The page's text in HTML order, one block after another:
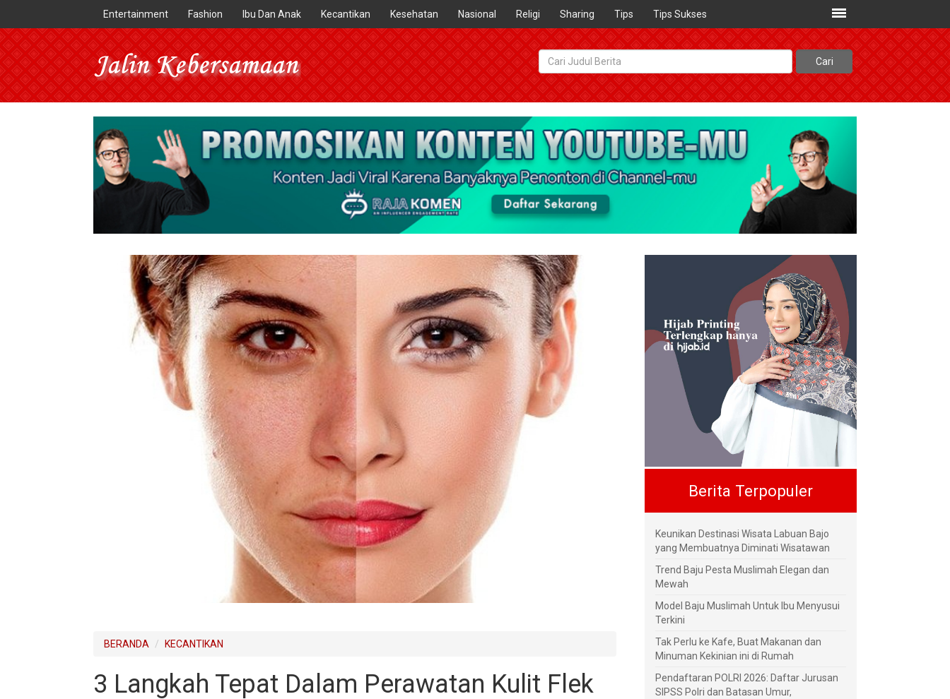
Entertainment Fashion Ibu Dan Anak Kecantikan Kesehatan Nasional Religi Sharing Tips Tips Sukses
BERANDA KECANTIKAN
3 Langkah Tepat Dalam Perawatan Kulit Flek
Berita Terpopuler
Keunikan Destinasi Wisata Labuan Bajo
yang Membuatnya Diminati Wisatawan
Trend Baju Pesta Muslimah Elegan dan
Mewah
Model Baju Muslimah Untuk Ibu Menyusui
Terkini
Tak Perlu ke Kafe, Buat Makanan dan
Minuman Kekinian ini di Rumah
Pendaftaran POLRI 2026: Daftar Jurusan
SIPSS Polri dan Batasan Umur,